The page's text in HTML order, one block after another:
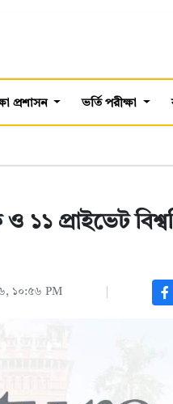
প্রশাসন ভর্তি পরীক্ষা
১১ প্রাইভেট
১০:৫৬ PM